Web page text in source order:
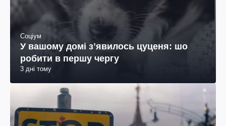
Соціум
У вашому домі зʼявилось цуценя: шо
робити в першу чергу
3 дні тому